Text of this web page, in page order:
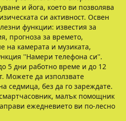
и йога, което ви позволява
си активност. Освен
функции: известия за
прогноза за времето,
на камерата и музиката,
''Намери телефона си''.
5 дни работно време и до 12
Можете да използвате
седмица, без да го зареждате.
малък помощник
ежедневието ви по-лесно